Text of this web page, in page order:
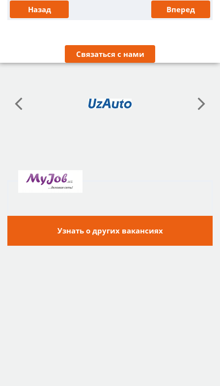
Назад Вперед
Связаться с нами
Узнать о других вакансиях